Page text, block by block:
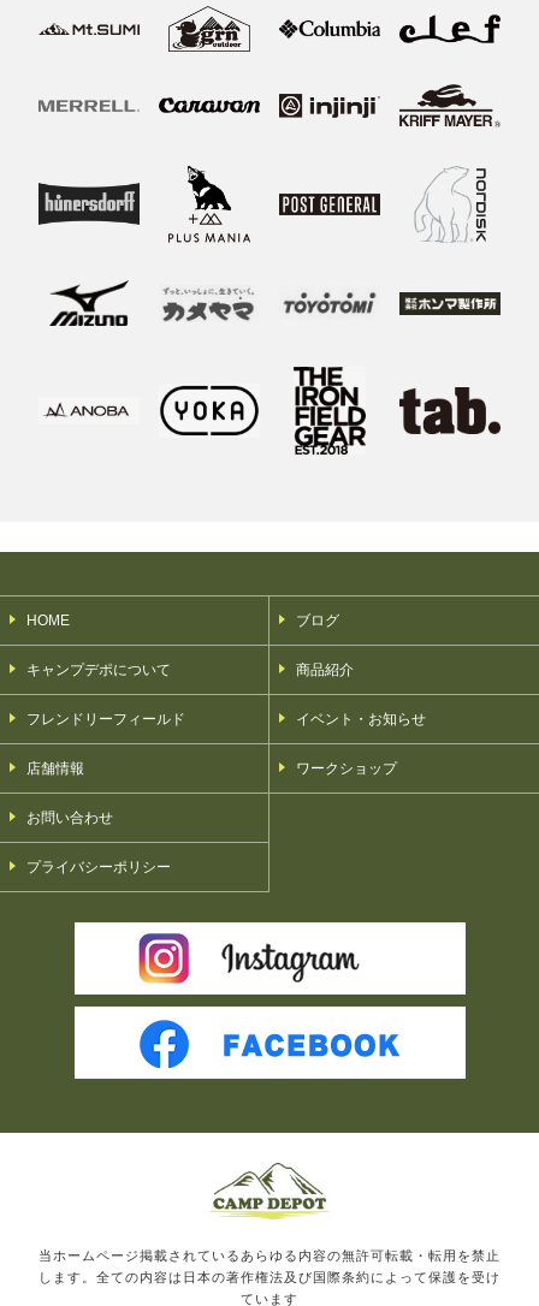
HOME
キャンプデポについて
フレンドリーフィールド
店舗情報
お問い合わせ
プライバシーポリシー
ブログ
商品紹介
イベント・お知らせ
ワークショップ
当ホームページ掲載されているあらゆる内容の無許可転載・転用を禁止
します。全ての内容は日本の著作権法及び国際条約によって保護を受け
ています